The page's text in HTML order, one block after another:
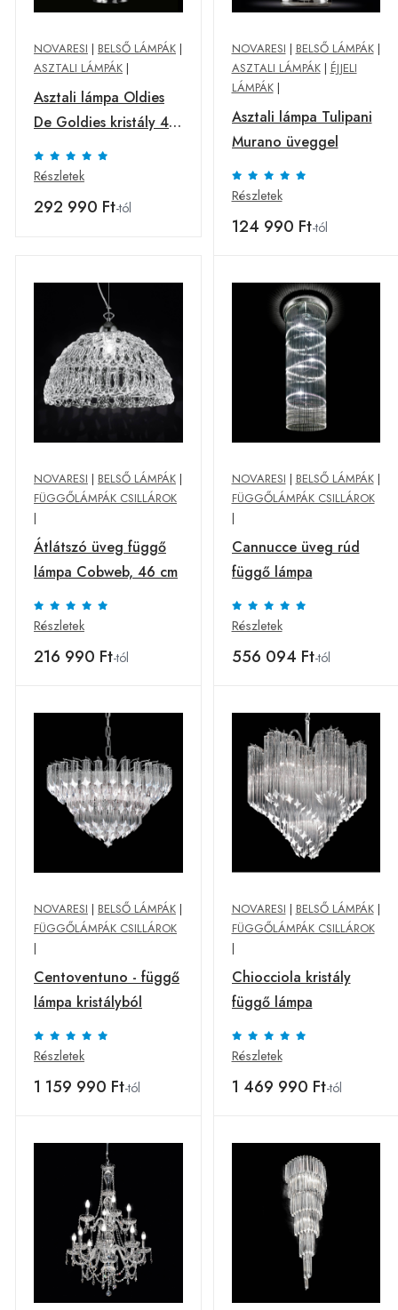
NOVARESI | BELSŐ LÁMPÁK |
ASZTALI LÁMPÁK |
Asztali lámpa Oldies
De Goldies kristály 4-
izzós
Részletek
292 990 Ft-tól
NOVARESI | BELSŐ LÁMPÁK|
ASZTALI LÁMPÁK| ÉJJELI
LÁMPÁK|
Asztali lámpa Tulipani
Murano üveggel
Részletek
124 990 Ft-tól
NOVARESI | BELSŐ LÁMPÁK |
FÜGGŐLÁMPÁK CSILLÁROK
|
Átlátszó üveg függő
lámpa Cobweb, 46 cm
Részletek
216 990 Ft-tól
NOVARESI | BELSŐ LÁMPÁK|
FÜGGŐLÁMPÁK CSILLÁROK
|
Cannucce üveg rúd
függő lámpa
Részletek
556 094 Ft-tól
NOVARESI | BELSŐ LÁMPÁK |
FÜGGŐLÁMPÁK CSILLÁROK
|
Centoventuno - függő
lámpa kristályból
Részletek
1 159 990 Ft-tól
NOVARESI | BELSŐ LÁMPÁK|
FÜGGŐLÁMPÁK CSILLÁROK
|
Chiocciola kristály
függő lámpa
Részletek
1 469 990 Ft-tól